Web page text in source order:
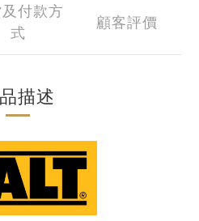
付款方
式
顧客評價
描述